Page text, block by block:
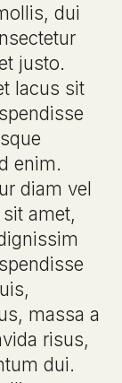
dui
justo.
lacus sit
enim.
diam vel
amet,
massa a
risus,
dui.